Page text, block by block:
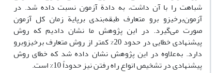
شباهت را با آن داشت، به دادة آزمون نسبت داده ‌شد. در
آزمون‌برخیزو برو متعارف طبقه‌بندی برپایة زمان کل آزمون
صورت می‌گیرد. در این پژوهش ما نشان دادیم که روش
پیشنهادی خطایی در حدود 20% کمتر از روش متعارف برخیزوبرو
دارد. به‌علاوه در این پژوهش نشان داده ‌شد که خطای روش
پیشنهادی در تشخیص انواع راه رفتن نیز حدوداً 10% است.